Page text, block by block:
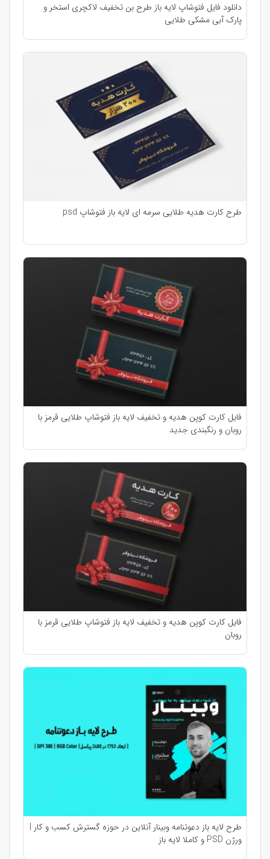
دانلود فایل فتوشاپ لایه باز طرح بن تخفیف لاکچری استخر و
پارک آبی مشکی طلایی
طرح کارت هدیه طلایی سرمه ای لایه باز فتوشاپ psd
فایل کارت کوپن هدیه و تخفیف لایه باز فتوشاپ طلایی قرمز با
روبان و رنگبندی جدید
فایل کارت کوپن هدیه و تخفیف لایه باز فتوشاپ طلایی قرمز با
روبان
طرح لایه باز دعوتنامه وبینار آنلاین در حوزه گسترش کسب و کار |
ورژن PSD و کاملا لایه باز